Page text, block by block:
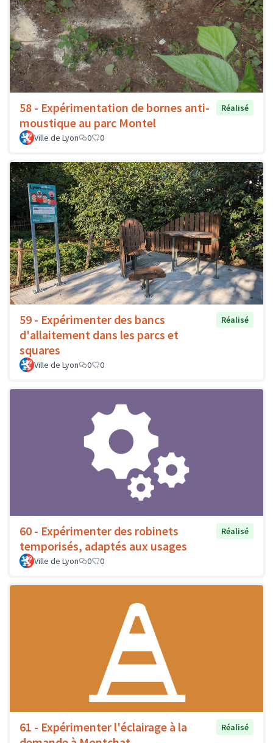
58 - Expérimentation de bornes anti-
moustique au parc Montel
Réalisé
Ville de Lyon 0 0
59 - Expérimenter des bancs
d'allaitement dans les parcs et
squares
Réalisé
Ville de Lyon 0 0
60 - Expérimenter des robinets
temporisés, adaptés aux usages
Réalisé
Ville de Lyon 0 0
61 - Expérimenter l'éclairage à la
Réalisé